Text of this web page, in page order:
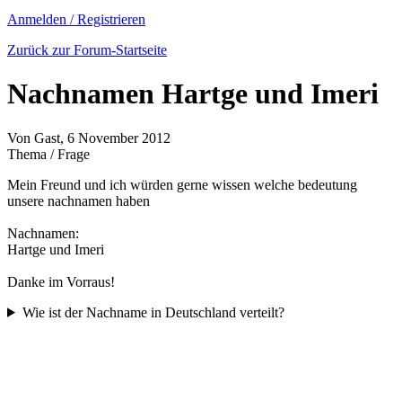
Anmelden
Registrieren
Anmelden / Registrieren
Zurück zur Forum-Startseite
Nachnamen Hartge und Imeri
Von Gast, 6 November 2012
Thema / Frage
Mein Freund und ich würden gerne wissen welche bedeutung
unsere nachnamen haben
Nachnamen:
Hartge und Imeri
Danke im Vorraus!
Wie ist der Nachname in Deutschland verteilt?